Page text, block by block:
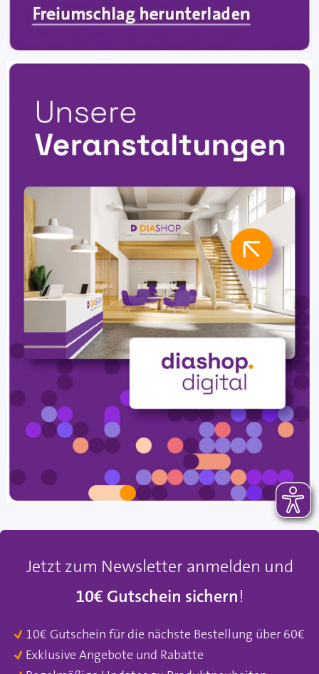
Jetzt zum Newsletter anmelden und
10€ Gutschein sichern!
10€ Gutschein für die nächste Bestellung über 60€
Exklusive Angebote und Rabatte